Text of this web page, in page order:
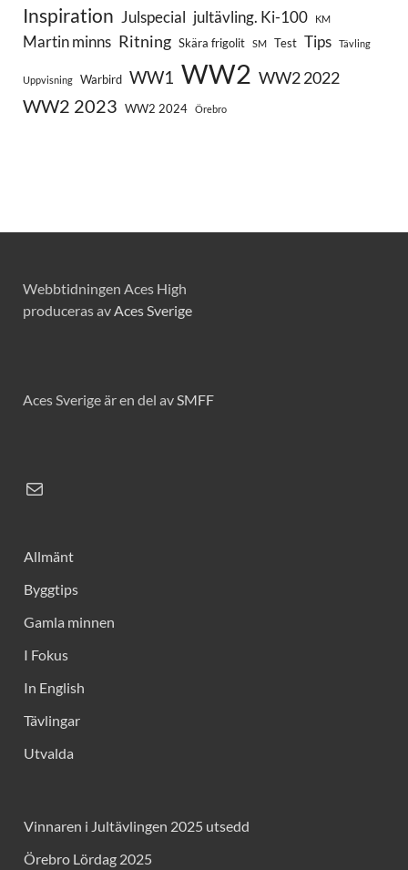
Inspiration Julspecial jultävling. Ki-100 KM
Martin minns Ritning Skära frigolit SM Test Tips Tävling
Uppvisning Warbird WW1 WW2 WW2 2022
WW2 2023 WW2 2024 Örebro
Webbtidningen Aces High
produceras avAces Sverige
Aces Sverige är en del avSMFF
Allmänt
Byggtips
Gamla minnen
I Fokus
In English
Tävlingar
Utvalda
Vinnaren i Jultävlingen 2025 utsedd
Örebro Lördag 2025